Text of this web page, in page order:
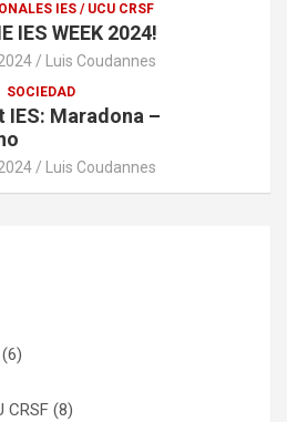
IES / UCU CRSF
IES WEEK 2024!
Luis Coudannes
SOCIEDAD
IES: Maradona –
Luis Coudannes
(6)
CRSF (8)